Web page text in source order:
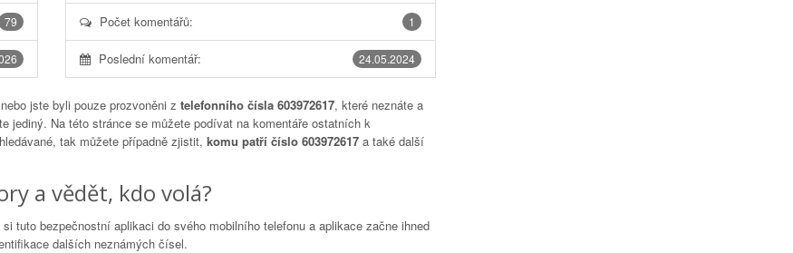
79 1
Počet komentářů:
24.05.2024
Poslední komentář:
jste byli pouze prozvoněni z telefonního čísla 603972617, které neznáte a
jediný. Na této stránce se můžete podívat na komentáře ostatních k
tak můžete případně zjistit, komu patří číslo 603972617 a také další
a vědět, kdo volá?
tuto bezpečnostní aplikaci do svého mobilního telefonu a aplikace začne ihned
dalších neznámých čísel.